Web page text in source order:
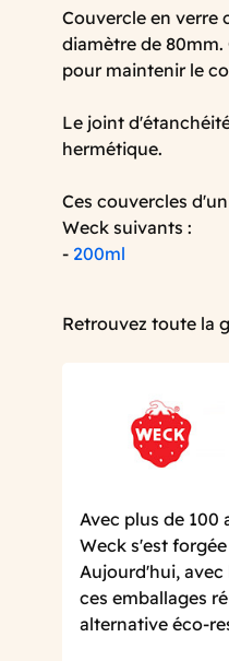
Couvercle en verre
diamètre de
pour maintenir le
Le joint
hermétique.
Ces couvercles
Weck suivants :
- 200ml
Retrouvez toute la
Avec plus de 100
Weck s'est
Aujourd'hui,
ces emballages
alternative éco-